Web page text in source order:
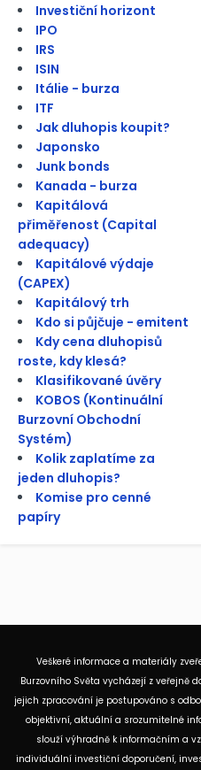
Investiční horizont
IPO
IRS
ISIN
Itálie - burza
ITF
Jak dluhopis koupit?
Japonsko
Junk bonds
Kanada - burza
Kapitálová
přiměřenost (Capital
adequacy)
Kapitálové výdaje
(CAPEX)
Kapitálový trh
Kdo si půjčuje - emitent
Kdy cena dluhopisů
roste, kdy klesá?
Klasifikované úvěry
KOBOS (Kontinuální
Burzovní Obchodní
Systém)
Kolik zaplatíme za
jeden dluhopis?
Komise pro cenné
papíry
Veškeré informace a materiály
Burzovního Světa vycházejí z veřejně
jejich zpracování je postupováno s
objektivní, aktuální a srozumitelné
slouží výhradně k informačním a
individuální investiční doporučení,